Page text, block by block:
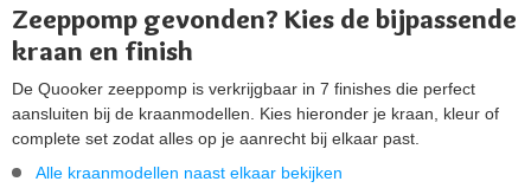
Zeeppomp gevonden? Kies de bijpassende
kraan en finish
De Quooker zeeppomp is verkrijgbaar in 7 finishes die perfect
aansluiten bij de kraanmodellen. Kies hieronder je kraan, kleur of
complete set zodat alles op je aanrecht bij elkaar past.
Alle kraanmodellen naast elkaar bekijken